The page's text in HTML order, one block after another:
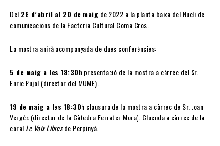
Del 28 d’abril al 20 de maig de 2022 a la planta baixa del Nucli de
comunicacions de la Factoria Cultural Coma Cros.
La mostra anirà acompanyada de dues conferències:
5 de maig a les 18:30h presentació de la mostra a càrrec del Sr.
Enric Pujol (director del MUME).
19 de maig a les 18:30h clausura de la mostra a càrrec de Sr. Joan
Vergés (director de la Càtedra Ferrater Mora). Cloenda a càrrec de la
coral Le Voix Libresde Perpinyà.